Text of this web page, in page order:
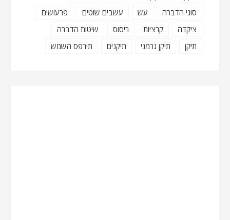
סוגי הדברה
עש עשבים שוטים
פרעושים
ציקדה
קרציות ריסוס
שיטות הדברה
תיקן
תיקן גרמני תיקנים תירפס השמש